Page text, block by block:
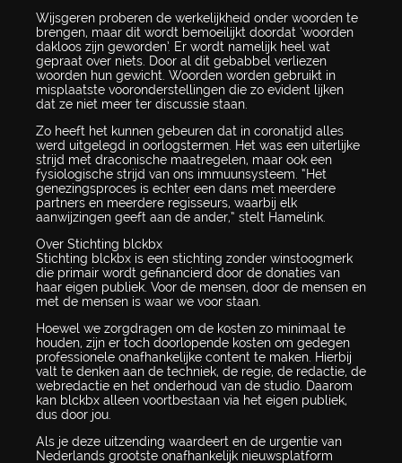
Wijsgeren proberen de werkelijkheid onder woorden te
brengen, maar dit wordt bemoeilijkt doordat ‘woorden
dakloos zijn geworden’. Er wordt namelijk heel wat
gepraat over niets. Door al dit gebabbel verliezen
woorden hun gewicht. Woorden worden gebruikt in
misplaatste vooronderstellingen die zo evident lijken
dat ze niet meer ter discussie staan.
Zo heeft het kunnen gebeuren dat in coronatijd alles
werd uitgelegd in oorlogstermen. Het was een uiterlijke
strijd met draconische maatregelen, maar ook een
fysiologische strijd van ons immuunsysteem. “Het
genezingsproces is echter een dans met meerdere
partners en meerdere regisseurs, waarbij elk
aanwijzingen geeft aan de ander,” stelt Hamelink.
Over Stichting blckbx
Stichting blckbx is een stichting zonder winstoogmerk
die primair wordt gefinancierd door de donaties van
haar eigen publiek. Voor de mensen, door de mensen en
met de mensen is waar we voor staan.
Hoewel we zorgdragen om de kosten zo minimaal te
houden, zijn er toch doorlopende kosten om gedegen
professionele onafhankelijke content te maken. Hierbij
valt te denken aan de techniek, de regie, de redactie, de
webredactie en het onderhoud van de studio. Daarom
kan blckbx alleen voortbestaan via het eigen publiek,
dus door jou.
Als je deze uitzending waardeert en de urgentie van
Nederlands grootste onafhankelijk nieuwsplatform